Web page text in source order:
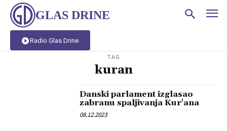
GLAS DRINE
Radio Glas Drine
TAG
kuran
Danski parlament izglasao
zabranu spaljivanja Kur'ana
08.12.2023